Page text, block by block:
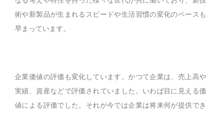
術や新製品が生まれるスピードや生活習慣の変化のペースも
早まっています。
企業価値の評価も変化しています。かつて企業は、売上高や
実績、資産などで評価されていました。いわば目に見える価
値による評価でした。それが今では企業は将来何が提供でき